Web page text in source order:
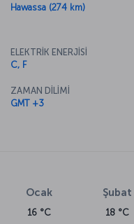
Hawassa (274 km)
ELEKTRİK ENERJİSİ
C, F
ZAMAN DİLİMİ
GMT +3
Ocak
16 °C
Şubat
18 °C